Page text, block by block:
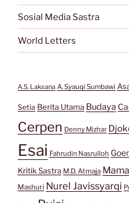
Sosial Media Sastra
World Letters
A.S. Laksana A. Syauqi Sumbawi
Setia Berita Utama Budaya
Cerpen Denny Mizhar
Esai Fahrudin Nasrulloh
Kritik Sastra M.D. Atmaja
Mashuri Nurel Javissyarqi